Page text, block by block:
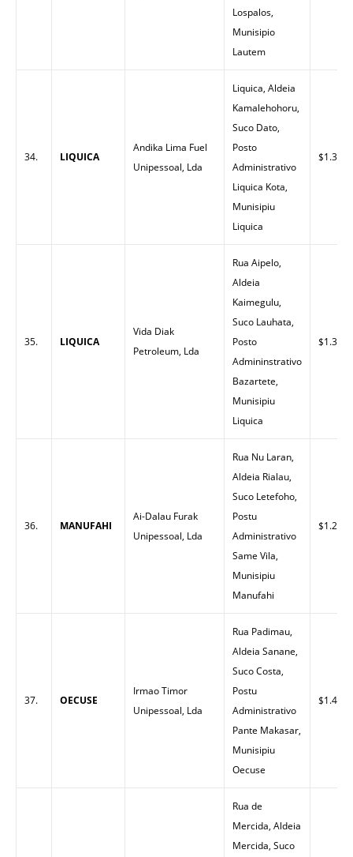
Lospalos,
Munisipio
Lautem
34. LIQUICA
Andika Lima Fuel
Unipessoal, Lda
Liquica, Aldeia
Kamalehohoru,
Suco Dato,
Posto
Administrativo
Liquica Kota,
Munisipiu
Liquica
$1.32
35. LIQUICA
Vida Diak
Petroleum, Lda
Rua Aipelo,
Aldeia
Kaimegulu,
Suco Lauhata,
Posto
Admininstrativo
Bazartete,
Munisipiu
Liquica
$1.30
36. MANUFAHI
Ai-Dalau Furak
Unipessoal, Lda
Rua Nu Laran,
Aldeia Rialau,
Suco Letefoho,
Postu
Administrativo
Same Vila,
Munisipiu
Manufahi
$1.25
37. OECUSE
Irmao Timor
Unipessoal, Lda
Rua Padimau,
Aldeia Sanane,
Suco Costa,
Postu
Administrativo
Pante Makasar,
Munisipiu
Oecuse
$1.40
Rua de
Mercida, Aldeia
Mercida, Suco